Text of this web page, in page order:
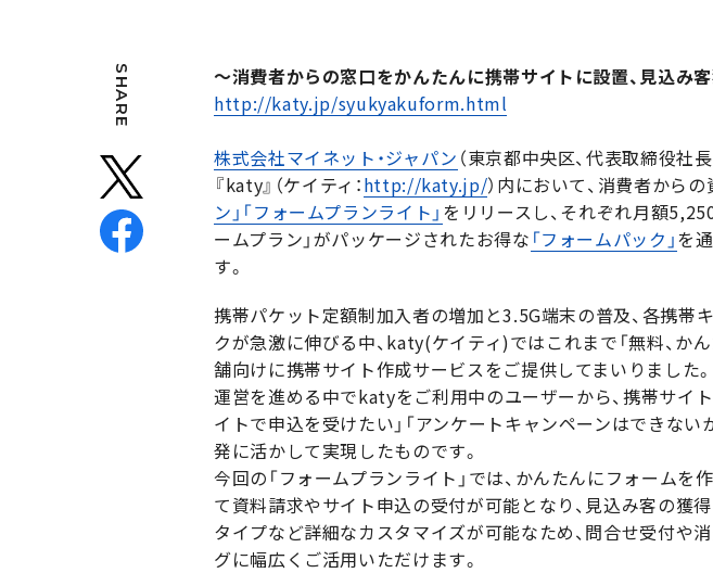
SHARE
〜消費者からの窓口をかんたんに携帯サイトに設置、見込み
http://katy.jp/syukyakuform.html
株式会社マイネット・ジャパン （東京都中央区、代表取締役社
『katy』（ケイティ：http://katy.jp/）内において、消費者から
ン」「フォームプランライト」 をリリースし、それぞれ月額5,250
ームプラン」がパッケージされたお得な 「フォームパック」を
す。
携帯パケット定額制加入者の増加と3.5G端末の普及、各携帯
クが急激に伸びる中、katy(ケイティ)ではこれまで「無料、か
舗向けに携帯サイト作成サービスをご提供してまいりました。
運営を進める中でkatyをご利用中のユーザーから、携帯サイ
イトで申込を受けたい」「アンケートキャンペーンはできな
発に活かして実現したものです。
今回の「フォームプランライト」では、かんたんにフォーム
て資料請求やサイト申込の受付が可能となり、見込み客の獲
タイプなど詳細なカスタマイズが可能なため、問合せ受付や
グに幅広くご活用いただけます。